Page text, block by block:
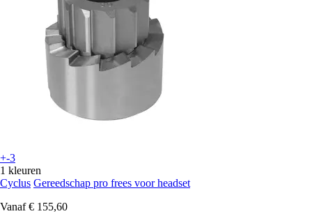
+-3
1 kleuren
Cyclus Gereedschap pro frees voor headset
Vanaf € 155,60